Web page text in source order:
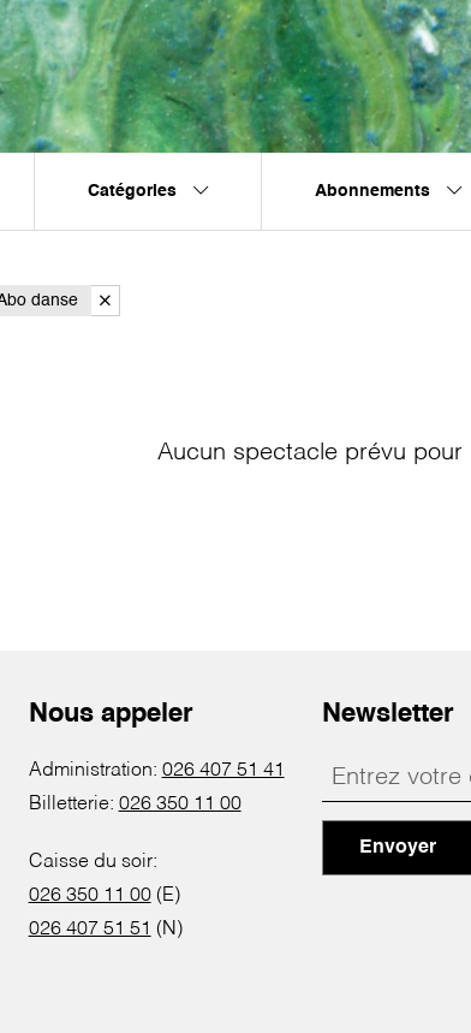
Catégories Abonnements
danse
Aucun spectacle prévu pour
Nous appeler
Administration: 026 407 51 41
Billetterie: 026 350 11 00
Caisse du soir:
026 350 11 00(E)
026 407 51 51 (N)
Newsletter
Envoyer